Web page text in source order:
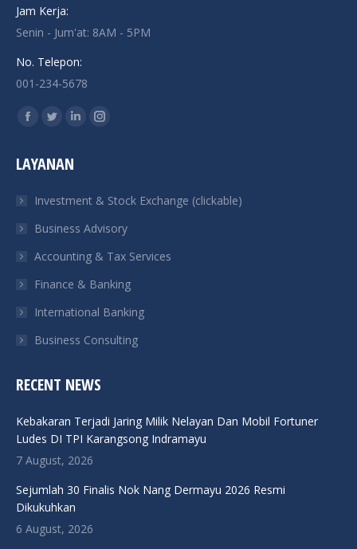
Jam Kerja:
Senin - Jum'at: 8AM - 5PM
No. Telepon:
001-234-5678
Find us on:
Facebook
opens
new
window
Twitter
opens
new
window
Linkedin
new
window
Instagram
new
window
LAYANAN
Investment & Stock Exchange (clickable)
Business Advisory
Accounting & Tax Services
Finance & Banking
International Banking
Business Consulting
RECENT NEWS
Kebakaran Terjadi Jaring Milik Nelayan Dan Mobil Fortuner
Ludes DI TPI Karangsong Indramayu
7 August, 2026
Sejumlah 30 Finalis Nok Nang Dermayu 2026 Resmi
Dikukuhkan
6 August, 2026